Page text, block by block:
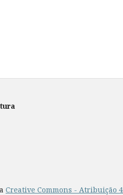
Creative Commons - Atribuição